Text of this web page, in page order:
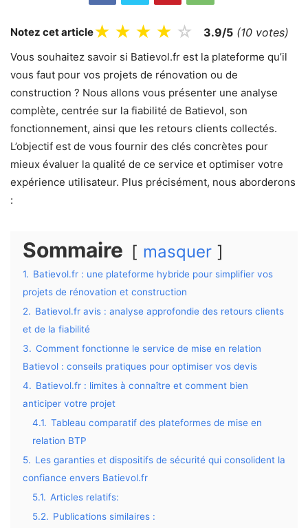
Notez cet article★ ★ ★ ★ ☆ 3.9/5 (10 votes)
Vous souhaitez savoir si Batievol.fr est la plateforme qu’il
vous faut pour vos projets de rénovation ou de
construction ? Nous allons vous présenter une analyse
complète, centrée sur la fiabilité de Batievol, son
fonctionnement, ainsi que les retours clients collectés.
L’objectif est de vous fournir des clés concrètes pour
mieux évaluer la qualité de ce service et optimiser votre
expérience utilisateur. Plus précisément, nous aborderons
:
Sommaire masquer
1. Batievol.fr : une plateforme hybride pour simplifier vos
projets de rénovation et construction
2. Batievol.fr avis : analyse approfondie des retours clients
et de la fiabilité
3. Comment fonctionne le service de mise en relation
Batievol : conseils pratiques pour optimiser vos devis
4. Batievol.fr : limites à connaître et comment bien
anticiper votre projet
4.1. Tableau comparatif des plateformes de mise en
relation BTP
5. Les garanties et dispositifs de sécurité qui consolident la
confiance envers Batievol.fr
5.1. Articles relatifs:
5.2. Publications similaires :